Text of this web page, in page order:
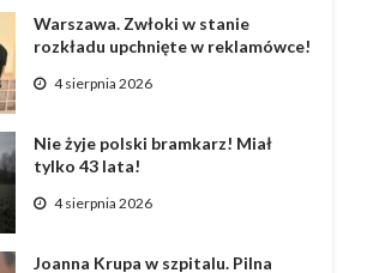
Warszawa. Zwłoki w stanie
rozkładu upchnięte w reklamówce!
4 sierpnia 2026
Nie żyje polski bramkarz! Miał
tylko 43 lata!
4 sierpnia 2026
Joanna Krupa w szpitalu. Pilna